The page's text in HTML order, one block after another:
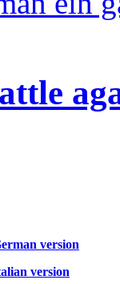
version
version